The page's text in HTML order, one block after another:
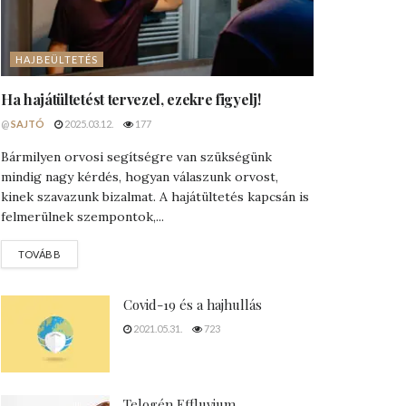
HAJBEÜLTETÉS
Ha hajátültetést tervezel, ezekre figyelj!
@SAJTÓ 2025.03.12. 177
Bármilyen orvosi segítségre van szükségünk
mindig nagy kérdés, hogyan válaszunk orvost,
kinek szavazunk bizalmat. A hajátültetés kapcsán is
felmerülnek szempontok,...
TOVÁBB
Covid-19 és a hajhullás
2021.05.31. 723